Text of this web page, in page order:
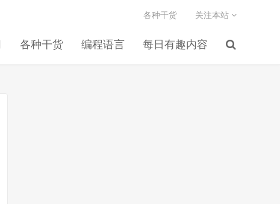
各种干货 编程语言 每日有趣内容
各种干货 关注本站